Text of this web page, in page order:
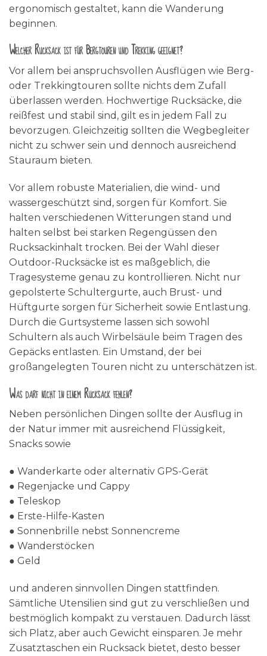
ergonomisch gestaltet, kann die Wanderung
beginnen.
Welcher Rucksack ist für Bergtouren und Trekking geeignet?
Vor allem bei anspruchsvollen Ausflügen wie Berg-
oder Trekkingtouren sollte nichts dem Zufall
überlassen werden. Hochwertige Rucksäcke, die
reißfest und stabil sind, gilt es in jedem Fall zu
bevorzugen. Gleichzeitig sollten die Wegbegleiter
nicht zu schwer sein und dennoch ausreichend
Stauraum bieten.
Vor allem robuste Materialien, die wind- und
wassergeschützt sind, sorgen für Komfort. Sie
halten verschiedenen Witterungen stand und
halten selbst bei starken Regengüssen den
Rucksackinhalt trocken. Bei der Wahl dieser
Outdoor-Rucksäcke ist es maßgeblich, die
Tragesysteme genau zu kontrollieren. Nicht nur
gepolsterte Schultergurte, auch Brust- und
Hüftgurte sorgen für Sicherheit sowie Entlastung.
Durch die Gurtsysteme lassen sich sowohl
Schultern als auch Wirbelsäule beim Tragen des
Gepäcks entlasten. Ein Umstand, der bei
großangelegten Touren nicht zu unterschätzen ist.
Was darf nicht in einem Rucksack fehlen?
Neben persönlichen Dingen sollte der Ausflug in
der Natur immer mit ausreichend Flüssigkeit,
Snacks sowie
● Wanderkarte oder alternativ GPS-Gerät
● Regenjacke und Cappy
● Teleskop
● Erste-Hilfe-Kasten
● Sonnenbrille nebst Sonnencreme
● Wanderstöcken
● Geld
und anderen sinnvollen Dingen stattfinden.
Sämtliche Utensilien sind gut zu verschließen und
bestmöglich kompakt zu verstauen. Dadurch lässt
sich Platz, aber auch Gewicht einsparen. Je mehr
Zusatztaschen ein Rucksack bietet, desto besser